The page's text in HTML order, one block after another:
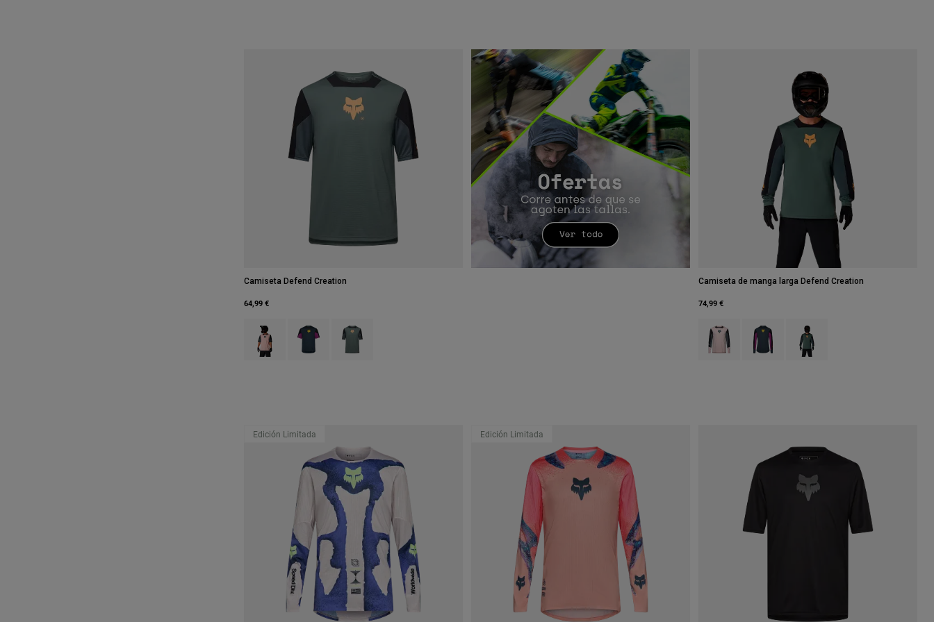
Camiseta Defend Creation
64,99 €
Product swatch type of Rosa rubor.
Product swatch type of Galaxy Blue.
Product swatch type of Verde salvia.
Camiseta de manga larga Defend Creation
74,99 €
Product swatch type of Rosa rubor.
Product swatch type of Galaxy Blue.
Product swatch type of Verde
Edición Limitada Edición Limitada